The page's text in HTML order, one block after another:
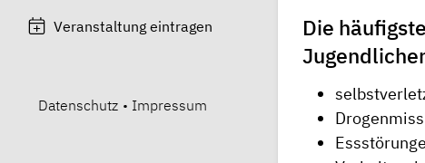
Veranstaltung eintragen
Datenschutz • Impressum
Die